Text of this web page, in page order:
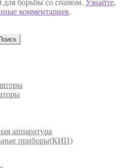
для борьбы со спамом. Узнайте,
комментариев.
аппаратура
приборы(КИП)